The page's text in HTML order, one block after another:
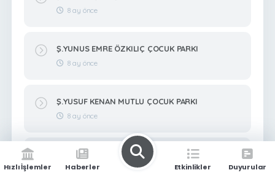
8 ay önce
Ş.YUNUS EMRE ÖZKILIÇ ÇOCUK PARKI
8 ay önce
Ş.YUSUF KENAN MUTLU ÇOCUK PARKI
8 ay önce
Ş.ZEKERİYA BİTMEZ ÇOCUK PARKI
8 ay önce
Hızlı İşlemler Haberler Etkinlikler Duyurular